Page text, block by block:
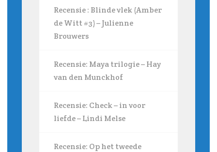
Recensie : Blinde vlek (Amber
de Witt #3) – Julienne
Brouwers
Recensie: Maya trilogie – Hay
van den Munckhof
Recensie: Check – in voor
liefde – Lindi Melse
Recensie: Op het tweede